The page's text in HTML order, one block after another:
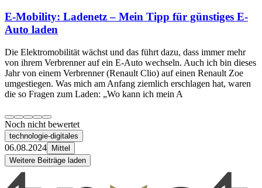
E-Mobility: Ladenetz – Mein Tipp für günstiges E-
Auto laden
Die Elektromobilität wächst und das führt dazu, dass immer mehr
von ihrem Verbrenner auf ein E-Auto wechseln. Auch ich bin dieses
Jahr von einem Verbrenner (Renault Clio) auf einen Renault Zoe
umgestiegen. Was mich am Anfang ziemlich erschlagen hat, waren
die so Fragen zum Laden: „Wo kann ich mein A
Noch nicht bewertet
technologie-digitales
06.08.2024
Mittel
Weitere Beiträge laden